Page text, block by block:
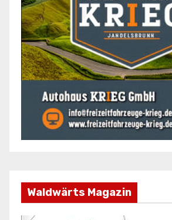
Waldwärts Magazin